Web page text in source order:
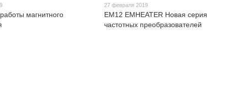
магнитного
27 февраля 2019
EM12 EMHEATER Новая серия
частотных преобразователей